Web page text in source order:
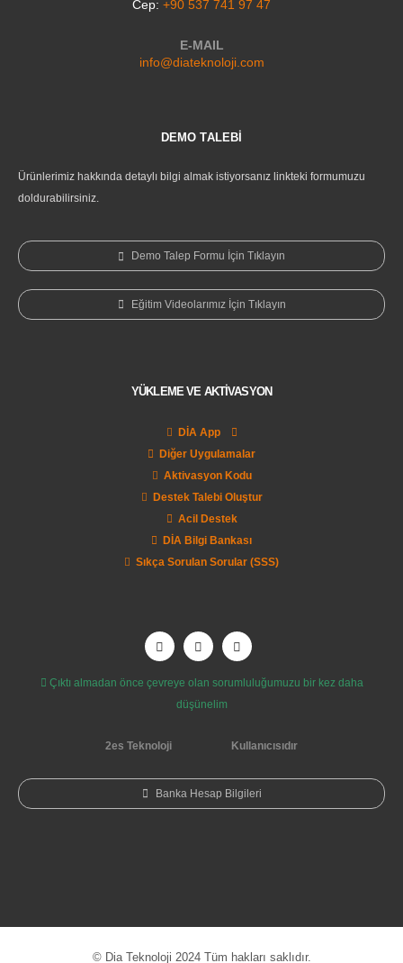
Cep: +90 537 741 97 47
E-MAIL
info@diateknoloji.com
DEMO TALEBİ
Ürünlerimiz hakkında detaylı bilgi almak istiyorsanız linkteki formumuzu
doldurabilirsiniz.
Demo Talep Formu İçin Tıklayın
Eğitim Videolarımız İçin Tıklayın
YÜKLEME VE AKTİVASYON
DİA App
Diğer Uygulamalar
Aktivasyon Kodu
Destek Talebi Oluştur
Acil Destek
DİA Bilgi Bankası
Sıkça Sorulan Sorular (SSS)
Çıktı almadan önce çevreye olan sorumluluğumuzu bir kez daha
düşünelim
2es Teknoloji Kullanıcısıdır
Banka Hesap Bilgileri
© Dia Teknoloji 2024 Tüm hakları saklıdır.